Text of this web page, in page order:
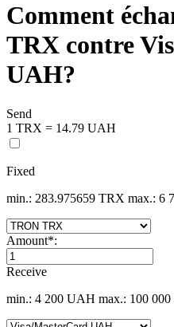
Comment
TRX contre
UAH?
Send
1 TRX = 14.79 UAH
Fixed
min.: 283.975659 TRX max.: 6
Amount*:
Receive
min.: 4 200 UAH max.: 100